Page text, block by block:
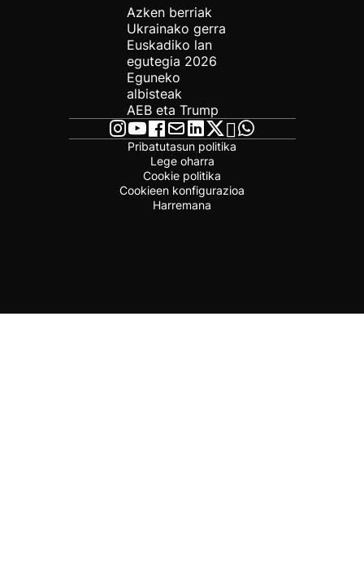
Azken berriak
Ukrainako gerra
Euskadiko lan
egutegia 2026
Eguneko
albisteak
AEB eta Trump
Pribatutasun politika
Lege oharra
Cookie politika
Cookieen konfigurazioa
Harremana